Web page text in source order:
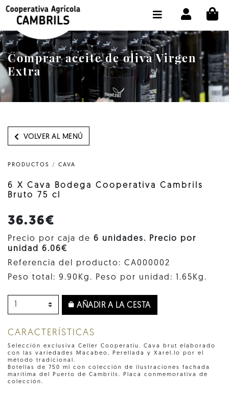
Comprar aceite de oliva Virgen
Extra
VOLVER AL MENÚ
PRODUCTOS / CAVA
6 X Cava Bodega Cooperativa Cambrils
Bruto 75 cl
36.36€
Precio por caja de 6 unidades. Precio por
unidad 6.06€
Referencia del producto: CA000002
Peso total: 9.90Kg. Peso por unidad: 1.65Kg.
AÑADIR A LA CESTA
CARACTERÍSTICAS
Selección exclusiva Celler Cooperatiu. Cava brut elaborado
con las variedades Macabeo, Perellada y Xarel.lo por el
método tradicional.
Botellas de 750 ml con colección de ilustraciones fachada
marítima del Puerto de Cambrils. Placa conmemorativa de
colección.
TIENDA COMPRA ONLINE
LA COOPERATIVA
OLEOTOUR
PRODUCTOS
NUESTRO ACEITE
SELECCIONAR IDIOMA : ES